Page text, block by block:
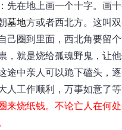
先在地上画一个十字。画
墓地方或者西北方。这叫
己圈到里面，西北角要留
，就是烧给孤魂野鬼，让
途中亲人可以跪下磕头，
人工作顺利，万事如意了等
来烧纸钱。不论亡人在何